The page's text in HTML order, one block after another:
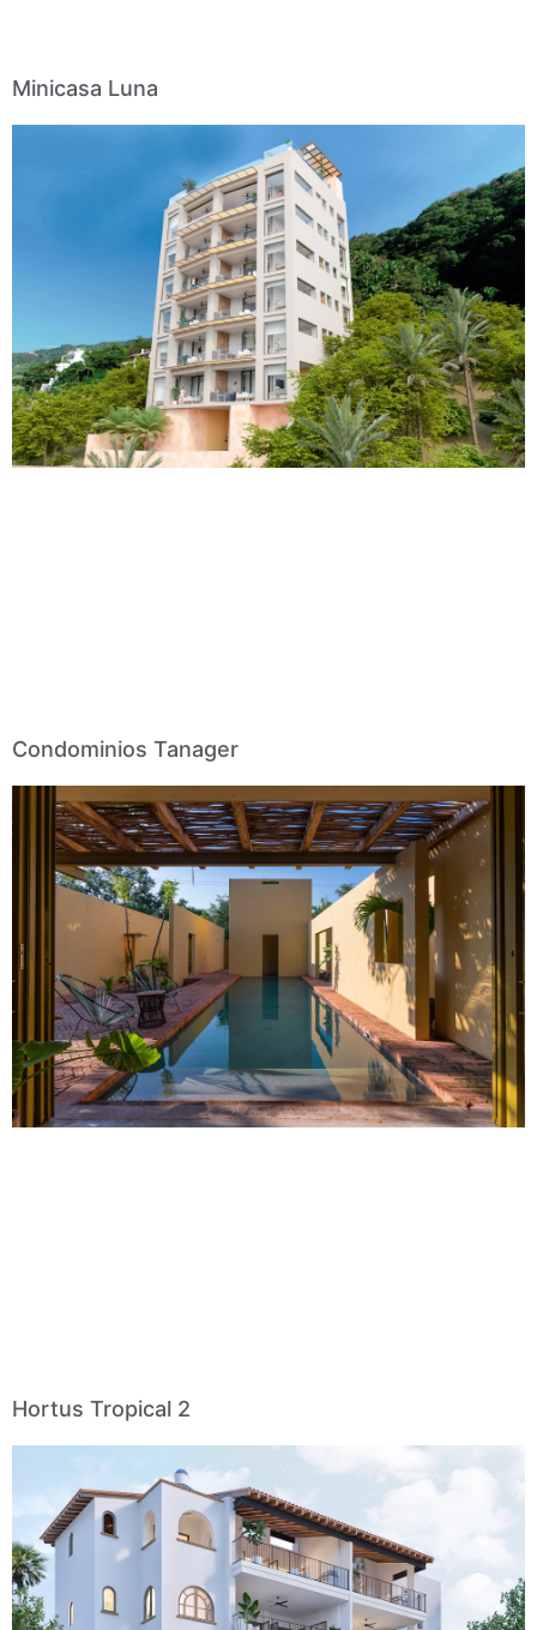
Minicasa Luna
Condominios Tanager
Hortus Tropical 2